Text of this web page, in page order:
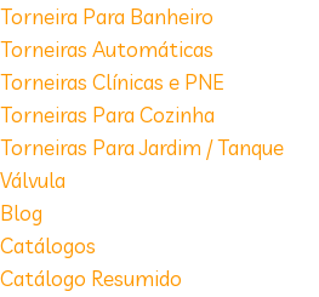
Torneira Para Banheiro
Torneiras Automáticas
Torneiras Clínicas e PNE
Torneiras Para Cozinha
Torneiras Para Jardim / Tanque
Válvula
Blog
Catálogos
Catálogo Resumido